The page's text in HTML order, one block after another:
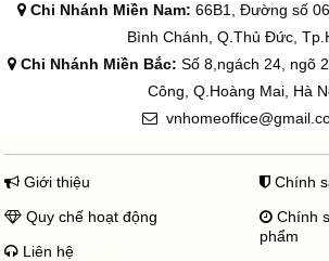
Chi Nhánh Miền Nam: 66B1, Đường số
Bình Chánh, Q.Thủ Đức,
Chi Nhánh Miền Bắc: Số 8,ngách 24, ngõ
Công, Q.Hoàng Mai, Hà
Giới thiệu
Quy chế hoạt động
Liên hệ
Chính
Chính
phẩm